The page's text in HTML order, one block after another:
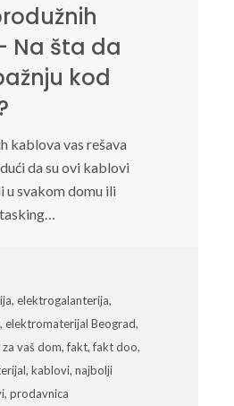
Na šta da
kod
kablova vas rešava
da su ovi kablovi
u svakom domu ili
, elektrogalanterija,
, elektromaterijal Beograd,
vaš dom,fakt,fakt doo,
, kablovi, najbolji
, prodavnica